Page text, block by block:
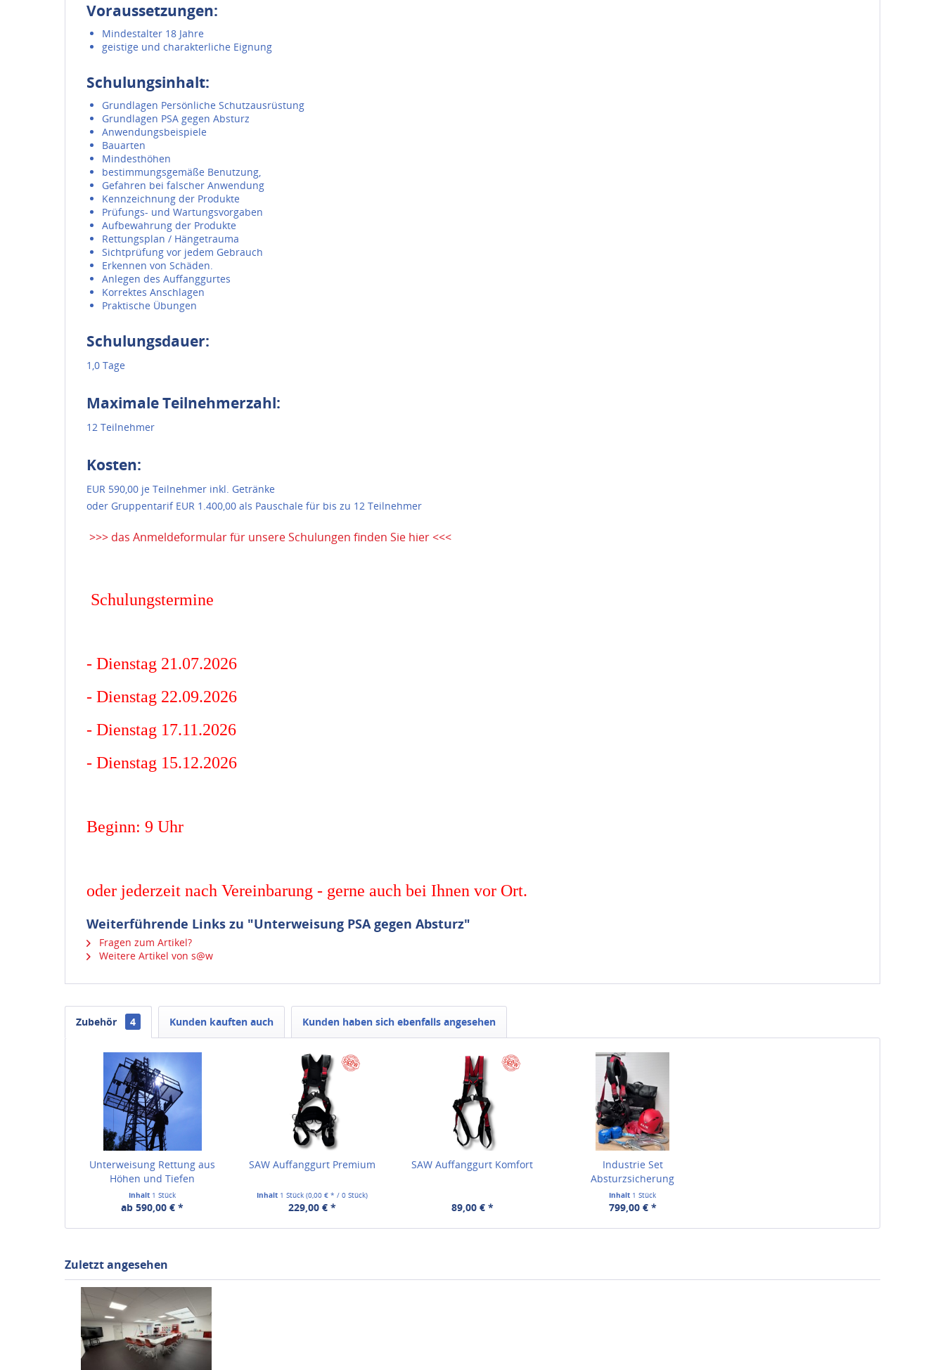
Voraussetzungen:
Mindestalter 18 Jahre
geistige und charakterliche Eignung
Schulungsinhalt:
Grundlagen Persönliche Schutzausrüstung
Grundlagen PSA gegen Absturz
Anwendungsbeispiele
Bauarten
Mindesthöhen
bestimmungsgemäße Benutzung,
Gefahren bei falscher Anwendung
Kennzeichnung der Produkte
Prüfungs- und Wartungsvorgaben
Aufbewahrung der Produkte
Rettungsplan / Hängetrauma
Sichtprüfung vor jedem Gebrauch
Erkennen von Schäden.
Anlegen des Auffanggurtes
Korrektes Anschlagen
Praktische Übungen
Schulungsdauer:
1,0 Tage
Maximale Teilnehmerzahl:
12 Teilnehmer
Kosten:
EUR 590,00 je Teilnehmer inkl. Getränke
oder Gruppentarif EUR 1.400,00 als Pauschale für bis zu 12 Teilnehmer
>>> das Anmeldeformular für unsere Schulungen finden Sie hier <<<
Schulungstermine
- Dienstag 21.07.2026
- Dienstag 22.09.2026
- Dienstag 17.11.2026
- Dienstag 15.12.2026
Beginn: 9 Uhr
oder jederzeit nach Vereinbarung - gerne auch bei Ihnen vor Ort.
Weiterführende Links zu "Unterweisung PSA gegen Absturz"
Fragen zum Artikel?
Weitere Artikel von s@w
Zubehör 4 Kunden kauften auch Kunden haben sich ebenfalls angesehen
Unterweisung Rettung aus
Höhen und Tiefen
Inhalt 1 Stück
ab 590,00 € *
SAW Auffanggurt Premium
Inhalt 1 Stück(0,00 € * / 0 Stück)
229,00 € *
SAW Auffanggurt Komfort
89,00 € *
Industrie Set
Absturzsicherung
Inhalt 1 Stück
799,00 € *
Zuletzt angesehen